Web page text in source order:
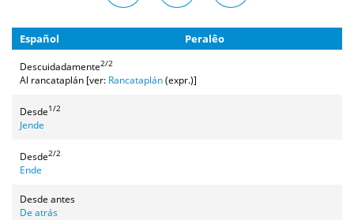
Español Peralêo
Descuidadamente2/2
Al rancataplán [ver: Rancataplán(expr.)]
Desde1/2
Jende
Desde2/2
Ende
Desde antes
De atrás